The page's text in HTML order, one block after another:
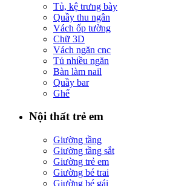
Tủ, kệ trưng bày
Quầy thu ngân
Vách ốp tường
Chữ 3D
Vách ngăn cnc
Tủ nhiều ngăn
Bàn làm nail
Quầy bar
Ghế
Nội thất trẻ em
Giường tầng
Giường tầng sắt
Giường trẻ em
Giường bé trai
Giường bé gái